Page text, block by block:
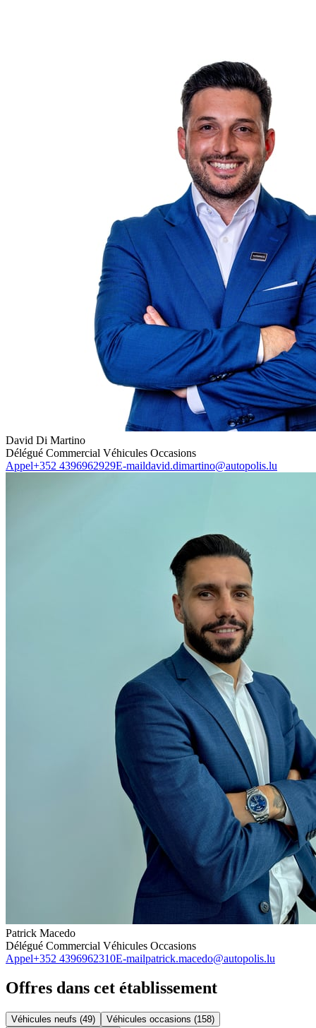
David Di Martino
Délégué Commercial Véhicules Occasions
Appel+352 4396962929E-maildavid.dimartino@autopolis.lu
Patrick Macedo
Délégué Commercial Véhicules Occasions
Appel+352 4396962310E-mailpatrick.macedo@autopolis.lu
Offres dans cet établissement
Véhicules neufs (49)
Véhicules occasions (158)